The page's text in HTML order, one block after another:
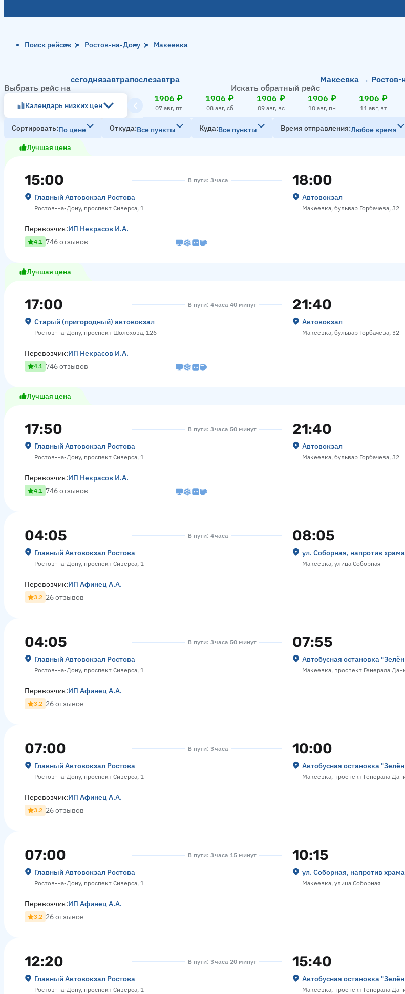
Поиск рейсов Ростов-на-Дону Макеевка
Выбрать рейс на
сегоднязавтрапослезавтра
Искать обратный рейс
Макеевка → Ростов-
Календарь низких цен
1906 ₽
07 авг, пт
1906 ₽
08 авг, сб
1906 ₽
09 авг, вс
1906 ₽
10 авг, пн
1906 ₽
11 авг, вт
Сортировать По цене Откуда Все пункты Куда Все пункты Время отправления Любое время
Лучшая цена
15:00
Главный Автовокзал Ростова
Ростов-на-Дону, проспект Сиверса, 1
В пути: 3 часа 18:00
Автовокзал
Макеевка, бульвар Горбачева, 32
Перевозчик:ИП Некрасов И.А.
4.1 746 отзывов
Лучшая цена
17:00
Старый (пригородный) автовокзал
Ростов-на-Дону, проспект Шолохова, 126
В пути: 4 часа 40 минут 21:40
Автовокзал
Макеевка, бульвар Горбачева, 32
Перевозчик:ИП Некрасов И.А.
4.1 746 отзывов
Лучшая цена
17:50
Главный Автовокзал Ростова
Ростов-на-Дону, проспект Сиверса, 1
В пути: 3 часа 50 минут 21:40
Автовокзал
Макеевка, бульвар Горбачева, 32
Перевозчик:ИП Некрасов И.А.
4.1 746 отзывов
04:05
Главный Автовокзал Ростова
Ростов-на-Дону, проспект Сиверса, 1
В пути: 4 часа 08:05
ул. Соборная, напротив храма
Макеевка, улица Соборная
Перевозчик:ИП Афинец А.А.
3.2 26 отзывов
04:05
Главный Автовокзал Ростова
Ростов-на-Дону, проспект Сиверса, 1
В пути: 3 часа 50 минут 07:55
Автобусная остановка
Макеевка, проспект Генерала
Перевозчик:ИП Афинец А.А.
3.2 26 отзывов
07:00
Главный Автовокзал Ростова
Ростов-на-Дону, проспект Сиверса, 1
В пути: 3 часа 10:00
Автобусная остановка
Макеевка, проспект Генерала
Перевозчик:ИП Афинец А.А.
3.2 26 отзывов
07:00
Главный Автовокзал Ростова
Ростов-на-Дону, проспект Сиверса, 1
В пути: 3 часа 15 минут 10:15
ул. Соборная, напротив храма
Макеевка, улица Соборная
Перевозчик:ИП Афинец А.А.
3.2 26 отзывов
12:20
Главный Автовокзал Ростова
Ростов-на-Дону, проспект Сиверса, 1
В пути: 3 часа 20 минут 15:40
Автобусная остановка
Макеевка, проспект Генерала